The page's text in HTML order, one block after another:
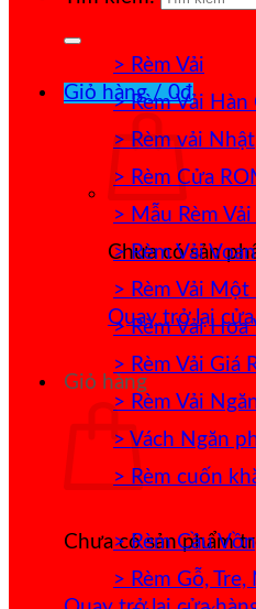
Giỏ hàng /0₫
Chưa có sản
Quay trở lại
Giỏ hàng
Chưa có sản phẩm
> Rèm Vải
> Rèm Vải Hàn
> Rèm vải Nhật
> Rèm Cửa
> Mẫu Rèm
> Rèm Vải Voan
> Rèm Vải Một
> Rèm Vải Hoa
> Rèm Vải Giá
> Rèm Vải
> Vách Ngăn
> Rèm cuốn
> Rèm Cầu
> Rèm Gỗ, Tre,